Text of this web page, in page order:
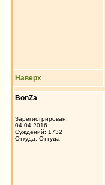
Наверх
BonZa
Зарегистрирован:
04.04.2016
Суждений: 1732
Откуда: Oттyдa